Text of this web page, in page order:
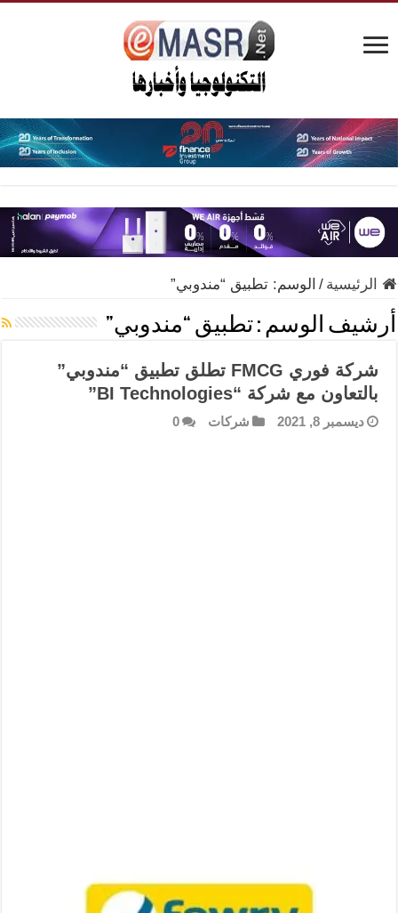
الرئيسية / الوسم:تطبيق “مندوبي”
أرشيف الوسم :تطبيق “مندوبي”
شركة فوري FMCG تطلق تطبيق “مندوبي”
بالتعاون مع شركة “BI Technologies”
ديسمبر 8, 2021 شركات 0